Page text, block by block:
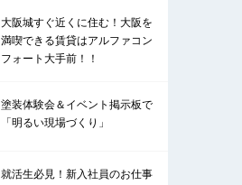
大阪城すぐ近くに住む！大阪を
満喫できる賃貸はアルファコン
フォート大手前！！
塗装体験会＆イベント掲示板で
「明るい現場づくり」
就活生必見！新入社員のお仕事